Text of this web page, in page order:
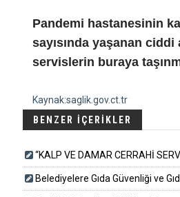
Pandemi hastanesinin
sayısında yaşanan ciddi
servislerin buraya
Kaynak:saglik.gov.ct.tr
BENZER İÇERİKLER
“KALP VE DAMAR CERRAHİ
Belediyelere Gıda Güvenliği ve